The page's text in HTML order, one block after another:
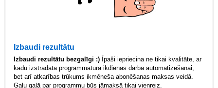
Izbaudi rezultātu
Izbaudi rezultātu bezgalīgi :) Īpaši iepriecina ne tikai kvalitāte, ar
kādu izstrādāta programmatūra ikdienas darba automatizēšanai,
bet arī atkarības trūkums ikmēneša abonēšanas maksas veidā.
Galu galā par programmu būs jāmaksā tikai vienreiz.